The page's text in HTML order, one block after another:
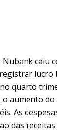
caiu
lucro
quarto
aumento do
As
das